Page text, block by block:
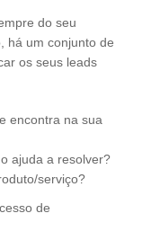
do seu
há um conjunto de
os seus leads
encontra na sua
ajuda a resolver?
serviço?
de